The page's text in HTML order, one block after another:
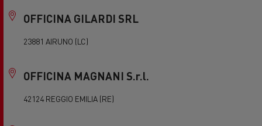
OFFICINA GILARDI SRL
23881 AIRUNO (LC)
OFFICINA MAGNANI S.r.l.
42124 REGGIO EMILIA (RE)